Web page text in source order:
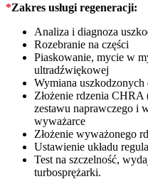
*Zakres usługi regeneracji:
Analiza i diagnoza
Rozebranie na części
Piaskowanie, mycie w
ultradźwiękowej
Wymiana uszkodzonych
Złożenie rdzenia CHRA
zestawu naprawczego i
wyważarce
Złożenie wyważonego
Ustawienie układu
Test na szczelność,
turbosprężarki.